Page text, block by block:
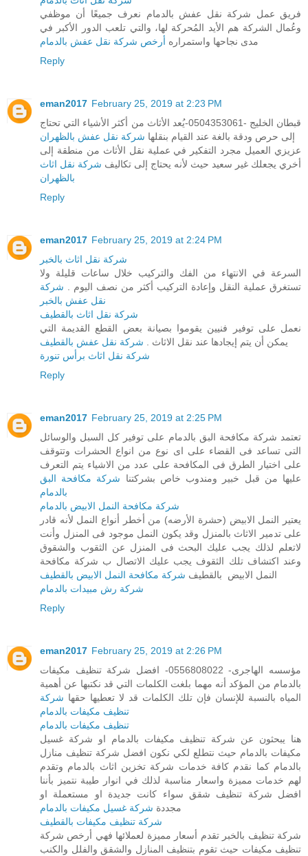
فريق عمل شركة نقل عفش بالدمام نعرف جميعًا أن موظفي
وعُمال الشركة هم الأيد المُحركة لها، والتي تلعب الدور الأكبر في
مدى نجاحها واستمراره أرخص شركة نقل عفش بالدمام
Reply
eman2017 February 25, 2019 at 2:23 PM
قبطان الخليج -0504353061-يُعد الأثاث من أكثر الأشياء التي تحتاج
إلى حرص ودقة بالغة عند القيام بنقلها شركة نقل عفش بالظهران
عزيزي العميل مجرد التفكير في عملية نقل الأثاث من منطقة إلى
أخري يجعلك غير سعيد حيث لأنه يحتاج إلى تكاليف شركة نقل اثاث
بالظهران
Reply
eman2017 February 25, 2019 at 2:24 PM
شركة نقل اثاث بالخبر
السرعة في الانتهاء من الفك والتركيب خلال ساعات قليلة ولا
تستغرق عملية النقل وإعادة التركيب أكثر من نصف اليوم . شركة
نقل عفش بالخبر
شركة نقل اثاث بالقطيف
نعمل على توفير فنيين يقوموا بصيانة بعض القطع القديمة التي
يمكن أن يتم إيجادها عند نقل الاثاث . شركة نقل عفش بالقطيف
شركة نقل اثاث برأس تنورة
Reply
eman2017 February 25, 2019 at 2:25 PM
تعتمد شركة مكافحة البق بالدمام على توفير كل السبل والوسائل
التى تساعد فى القضاء على اى نوع من انواع الحشرات وتتوقف
على اختيار الطرق فى المكافحة على عدد من الاشياء يتم التعرف
عليها من قبل خبير ومندوب خاص بشركتنا شركة مكافحة البق
بالدمام
شركة مكافحة النمل الابيض بالدمام
يعتير النمل الابيض (حشرة الأرضه) من أخطر أنواع النمل لأنه قادر
على تدمير الاثاث بالمنزل وقد يكون النمل موجود فى المنزل وأنت
لاتعلم لذلك يجب عليك البحث فى المنزل عن الثقوب والشقوق
وعند اكتشاف تلك الثقوف يجب عليك الاتصال ب شركة مكافحة
النمل الابيض بالقطيف شركة مكافحة النمل الابيض بالقطيف
شركة رش مبيدات بالدمام
Reply
eman2017 February 25, 2019 at 2:26 PM
مؤسسه الهاجرى- 0556808022- افضل شركة تنظيف مكيفات
بالدمام من المؤكد أنه مهما بلغت الكلمات التي قد نكتبها عن أهمية
المياه بالنسبة للإنسان فإن تلك الكلمات قد لا تعطيها حقها شركة
تنظيف مكيفات بالدمام
تنظيف مكيفات بالدمام
هنا يبحثون عن شركة تنظيف مكيفات بالدمام او شركة غسيل
مكيفات بالدمام حيث نتطلع لكي نكون افضل شركة تنظيف منازل
بالدمام كما نقدم كافة خدمات شركة تخزين اثاث بالدمام وتقدم
لهم خدمات مميزة واسعار مناسبة لذلك في انوار طيبة نتميز بأننا
افضل شركة تنظيف شقق سواء كانت جديدة او مستعملة او
مجددة شركة غسيل مكيفات بالدمام
شركة تنظيف مكيفات بالقطيف
شركة تنظيف بالخبر تقدم أسعار مميزة لعملائها فهي أرخص شركة
تنظيف مكيفات حيث تقوم بتنظيف المنازل والشقق والفلل والكنب